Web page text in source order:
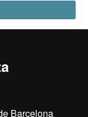
Barcelona